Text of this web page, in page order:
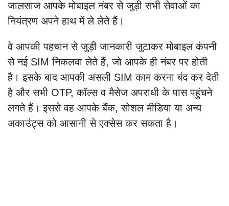
जालसाज आपके मोबाइल नंबर से जुड़ी सभी सेवाओं का
नियंत्रण अपने हाथ में ले लेते हैं।
वे आपकी पहचान से जुड़ी जानकारी जुटाकर मोबाइल कंपनी
से नई SIM निकलवा लेते हैं, जो आपके ही नंबर पर होती
है। इसके बाद आपकी असली SIM काम करना बंद कर देती
है और सभी OTP, कॉल्स व मैसेज अपराधी के पास पहुंचने
लगते हैं। इससे वह आपके बैंक, सोशल मीडिया या अन्य
अकाउंट्स को आसानी से एक्सेस कर सकता है।